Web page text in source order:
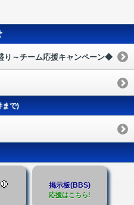
り～チーム応援キャンペーン◆
まで)
掲示板(BBS)
応援はこちら!